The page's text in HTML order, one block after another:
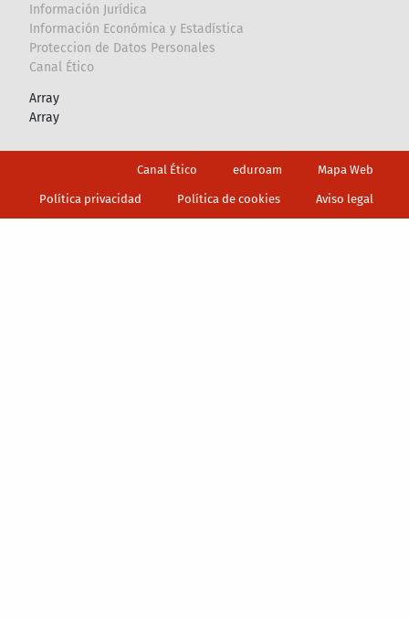
Información Jurídica
Información Económica y Estadística
Proteccion de Datos Personales
Canal Ético
Array
Array
Canal Ético eduroam Mapa Web
Política privacidad Política de cookies Aviso legal